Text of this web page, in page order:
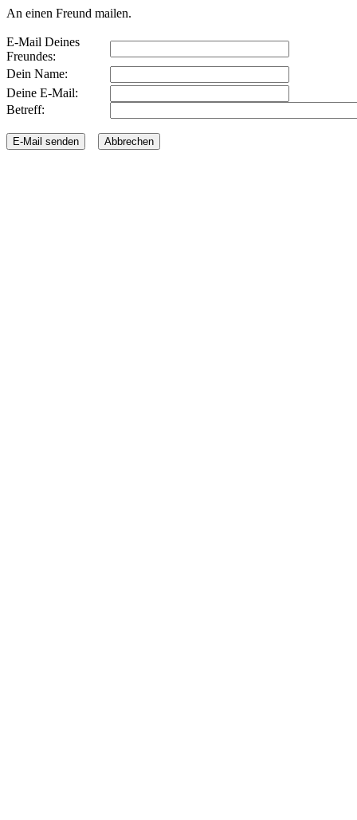
An einen Freund mailen.
E-Mail Deines
Freundes:
Dein Name:
Deine E-Mail:
Betreff: